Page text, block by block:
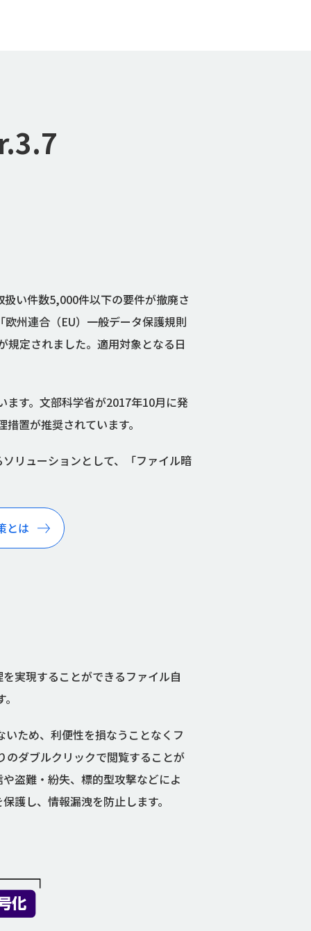
い件数5,000件以下の要件が撤廃さ
州連合（EU）一般データ保護規則
規定されました。適用対象となる日
す。文部科学省が2017年10月に発
置が推奨されています。
リューションとして、「ファイル暗
とは
実現することができるファイル自
ため、利便性を損なうことなくフ
のダブルクリックで閲覧することが
盗難・紛失、標的型攻撃などによ
護し、情報漏洩を防止します。